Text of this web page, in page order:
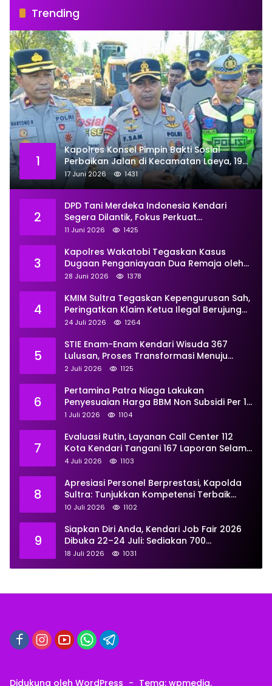
Trending
1
Kapolres Konsel Pimpin Bakti Sosial
Perbaikan Jalan di Kecamatan Laeya, 19
Titik Rusak Siap Ditambal
17 Juni 2026 1431
2
DPD Tani Merdeka Indonesia Kendari
Segera Dilantik, Fokus Perkuat
Pemberdayaan
11 Juni 2026 1425
3
Kapolres Wakatobi Tegaskan Kasus
Dugaan Penganiayaan Dua Remaja oleh
Dua Anggota Ditangani Secara
28 Juni 2026 1378
4
KMIM Sultra Tegaskan Kepengurusan Sah,
Peringatkan Klaim Ketua Ilegal Berujung
Proses Hukum
24 Juli 2026 1264
5
STIE Enam-Enam Kendari Wisuda 367
Lulusan, Proses Transformasi Menuju
Universitas Resmi Diterima
2 Juli 2026 1125
6
Pertamina Patra Niaga Lakukan
Penyesuaian Harga BBM Non Subsidi Per 1
Juli 2026, Berikut Rinciannya
1 Juli 2026 1104
7
Evaluasi Rutin, Layanan Call Center 112
Kota Kendari Tangani 167 Laporan Selama
Juni
4 Juli 2026 1103
8
Apresiasi Personel Berprestasi, Kapolda
Sultra: Tunjukkan Kompetensi Terbaik
untuk Masyarakat
10 Juli 2026 1102
9
Siapkan Diri Anda, Kendari Job Fair 2026
Dibuka 22–24 Juli: Sediakan 700
Lowongan dari 30 Perusahaan
18 Juli 2026 1031
Didukung oleh WordPress - Tema: wpmedia.